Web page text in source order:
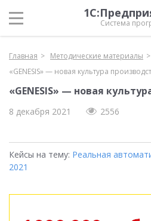
Система
Главная
Методические материалы
«GENESIS» — новая культура
«GENESIS» — новая
8 декабря 2021 2556
Кейсы на тему: Реальная
2021